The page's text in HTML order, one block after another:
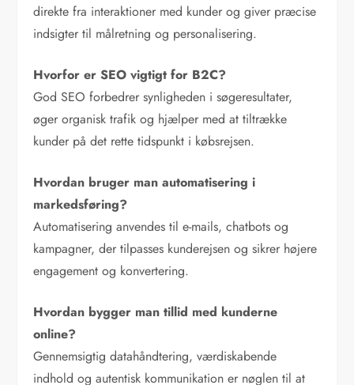
direkte fra interaktioner med kunder og giver præcise
indsigter til målretning og personalisering.
Hvorfor er SEO vigtigt for B2C?
God SEO forbedrer synligheden i søgeresultater,
øger organisk trafik og hjælper med at tiltrække
kunder på det rette tidspunkt i købsrejsen.
Hvordan bruger man automatisering i
markedsføring?
Automatisering anvendes til e-mails, chatbots og
kampagner, der tilpasses kunderejsen og sikrer højere
engagement og konvertering.
Hvordan bygger man tillid med kunderne
online?
Gennemsigtig datahåndtering, værdiskabende
indhold og autentisk kommunikation er nøglen til at